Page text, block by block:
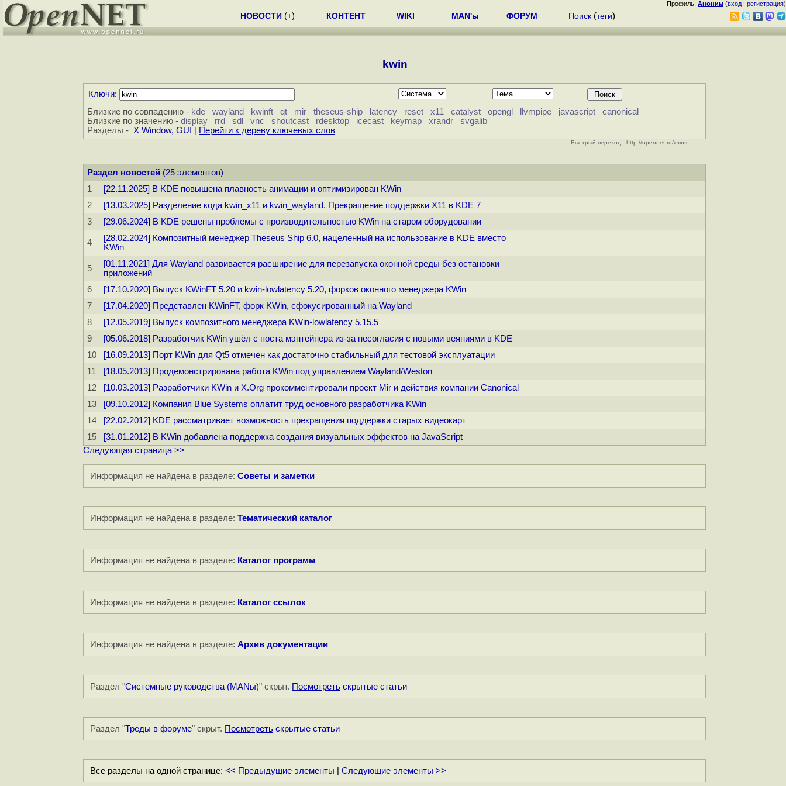
Профиль: Аноним (вход | регистрация)
НОВОСТИ (+) КОНТЕНТ WIKI MAN'ы ФОРУМ Поиск (теги)
kwin
Ключи:
Близкие по совпадению - kde wayland kwinft qt mir theseus-ship latency reset x11 catalyst opengl llvmpipe javascript
canonical
Близкие по значению - display rrd sdl vnc shoutcast rdesktop icecast keymap xrandr
svgalib
Разделы - X Window, GUI Перейти к дереву ключевых слов
Быстрый переход - http://opennet.ru/ключ
Раздел новостей (25 элементов)
1
[22.11.2025] В KDE повышена плавность анимации и оптимизирован KWin
2
[13.03.2025] Разделение кода kwin_x11 и kwin_wayland. Прекращение поддержки X11 в KDE 7
3
[29.06.2024] В KDE решены проблемы с производительностью KWin на старом оборудовании
4
[28.02.2024] Композитный менеджер Theseus Ship 6.0, нацеленный на использование в KDE вместо
KWin
5
[01.11.2021] Для Wayland развивается расширение для перезапуска оконной среды без остановки
приложений
6
[17.10.2020] Выпуск KWinFT 5.20 и kwin-lowlatency 5.20, форков оконного менеджера KWin
7
[17.04.2020] Представлен KWinFT, форк KWin, сфокусированный на Wayland
8
[12.05.2019] Выпуск композитного менеджера KWin-lowlatency 5.15.5
9
[05.06.2018] Разработчик KWin ушёл с поста мэнтейнера из-за несогласия с новыми веяниями в KDE
10
[16.09.2013] Порт KWin для Qt5 отмечен как достаточно стабильный для тестовой эксплуатации
11
[18.05.2013] Продемонстрирована работа KWin под управлением Wayland/Weston
12
[10.03.2013] Разработчики KWin и X.Org прокомментировали проект Mir и действия компании Canonical
13
[09.10.2012] Компания Blue Systems оплатит труд основного разработчика KWin
14
[22.02.2012] KDE рассматривает возможность прекращения поддержки старых видеокарт
15
[31.01.2012] В KWin добавлена поддержка создания визуальных эффектов на JavaScript
Следующая страница >>
Информация не найдена в разделе: Советы и заметки
Информация не найдена в разделе: Тематический каталог
Информация не найдена в разделе: Каталог программ
Информация не найдена в разделе: Каталог ссылок
Информация не найдена в разделе: Архив документации
Раздел "Системные руководства (MANы)" скрыт. Посмотреть скрытые статьи
Раздел "Треды в форуме" скрыт. Посмотреть скрытые статьи
Все разделы на одной странице: << Предыдущие элементы Следующие элементы >>